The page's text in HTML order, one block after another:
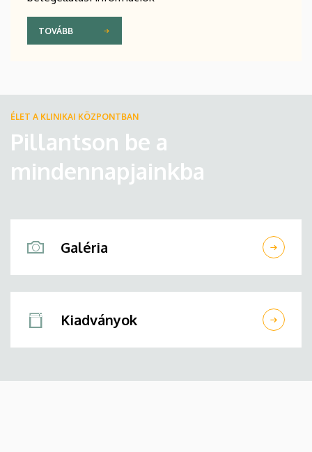
TOVÁBB
ÉLET A KLINIKAI KÖZPONTBAN
Pillantson be a
mindennapjainkba
Galéria
Kiadványok